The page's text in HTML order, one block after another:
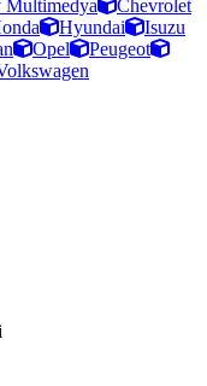
Multimedya
Chevrolet
Hyundai
Isuzu
Opel
Peugeot